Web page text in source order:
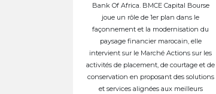
Bank Of Africa. BMCE Capital Bourse
joue un rôle de 1er plan dans le
façonnement et la modernisation du
paysage financier marocain, elle
intervient sur le Marché Actions sur les
activités de placement, de courtage et de
conservation en proposant des solutions
et services alignées aux meilleurs